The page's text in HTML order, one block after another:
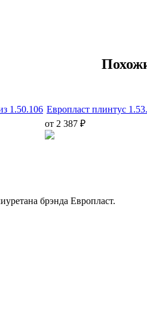
1.50.106 Европласт плинтус
от 2 387 ₽
брэнда Европласт.